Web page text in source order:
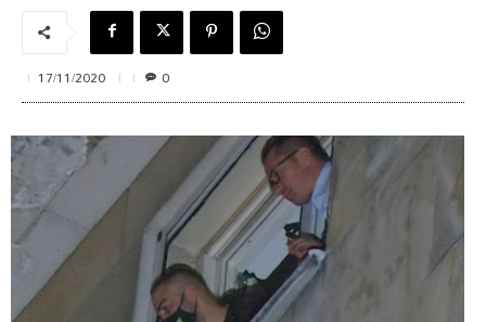
17/11/2020 0